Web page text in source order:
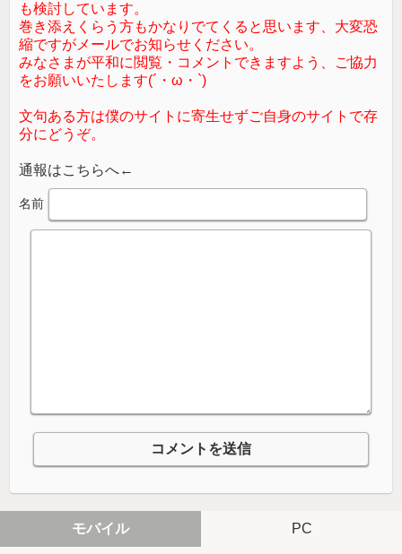
も検討しています。
巻き添えくらう方もかなりでてくると思います、大変恐
縮ですがメールでお知らせください。
みなさまが平和に閲覧・コメントできますよう、ご協力
をお願いいたします(´・ω・`)
文句ある方は僕のサイトに寄生せずご自身のサイトで存
分にどうぞ。
通報はこちらへ←
名前
モバイル PC